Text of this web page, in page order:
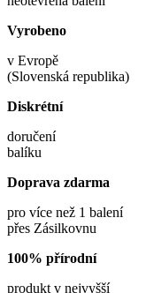
Vyrobeno
v Evropě
(Slovenská republika)
Diskrétní
doručení
balíku
Doprava zdarma
pro více než 1 balení
přes Zásilkovnu
100% přírodní
produkt v nejvyšší